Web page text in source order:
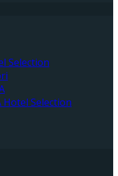
Selection
Hotel Selection